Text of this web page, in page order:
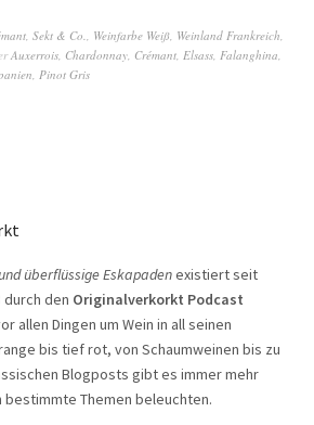
Sekt & Co. Weinfarbe Weiß Weinland Frankreich
Auxerrois Chardonnay Crémant Elsass Falanghina
Pinot Gris
überflüssige Eskapadenexistiert seit
durch den Originalverkorkt Podcast
allen Dingen um Wein in all seinen
bis tief rot, von Schaumweinen bis zu
Blogposts gibt es immer mehr
bestimmte Themen beleuchten.